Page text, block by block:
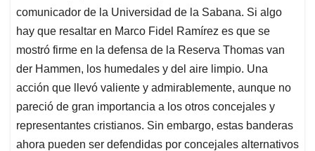
comunicador de la Universidad de la Sabana. Si algo
hay que resaltar en Marco Fidel Ramírez es que se
mostró firme en la defensa de la Reserva Thomas van
der Hammen, los humedales y del aire limpio. Una
acción que llevó valiente y admirablemente, aunque no
pareció de gran importancia a los otros concejales y
representantes cristianos. Sin embargo, estas banderas
ahora pueden ser defendidas por concejales alternativos